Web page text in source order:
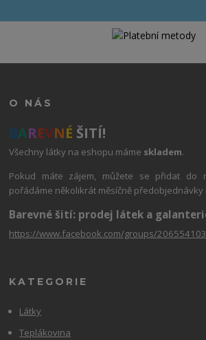
O NÁS
BAREVNÉ ŠITÍ!
Všechny látky na eshopu máme skladem.
Pokud máte zájem, můžete se přidat do
pořádáme několikrát měsíčně
Barevné šití: prodej látek a
https://www.facebook.com/groups/
KATEGORIE
Látky
Teplákovina